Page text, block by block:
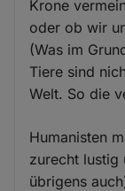
Krone
oder ob wir
(Was im
Tiere sind
Welt. So die
Humanisten
zurecht lustig
übrigens